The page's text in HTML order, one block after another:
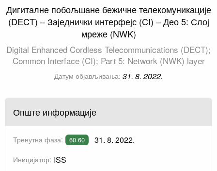
Дигиталне побољшане бежичне телекомуникације
(DECT) – Заједнички интерфејс (CI) – Део 5: Слој
мреже (NWK)
Digital Enhanced Cordless Telecommunications (DECT);
Common Interface (CI); Part 5: Network (NWK) layer
Датум објављивања: 31. 8. 2022.
Опште информације
Тренутна фаза: 60.60 31. 8. 2022.
Иницијатор: ISS